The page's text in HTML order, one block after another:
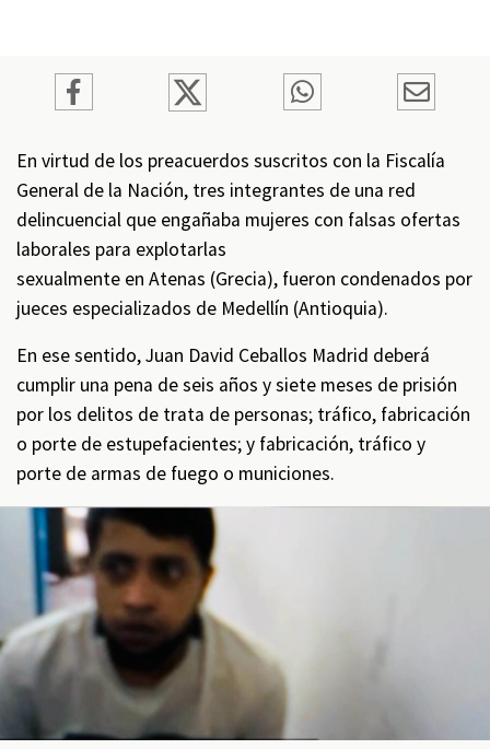
En virtud de los preacuerdos suscritos con la Fiscalía
General de la Nación, tres integrantes de una red
delincuencial que engañaba mujeres con falsas ofertas
laborales para explotarlas
sexualmente en Atenas (Grecia), fueron condenados por
jueces especializados de Medellín (Antioquia).
En ese sentido, Juan David Ceballos Madrid deberá
cumplir una pena de seis años y siete meses de prisión
por los delitos de trata de personas; tráfico, fabricación
o porte de estupefacientes; y fabricación, tráfico y
porte de armas de fuego o municiones.